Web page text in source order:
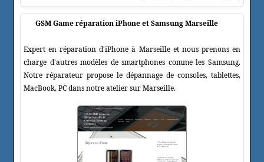
GSM Game réparation iPhone et Samsung Marseille
Expert en réparation d'iPhone à Marseille et nous prenons en
charge d'autres modèles de smartphones comme les Samsung.
Notre réparateur propose le dépannage de consoles, tablettes,
MacBook, PC dans notre atelier sur Marseille.